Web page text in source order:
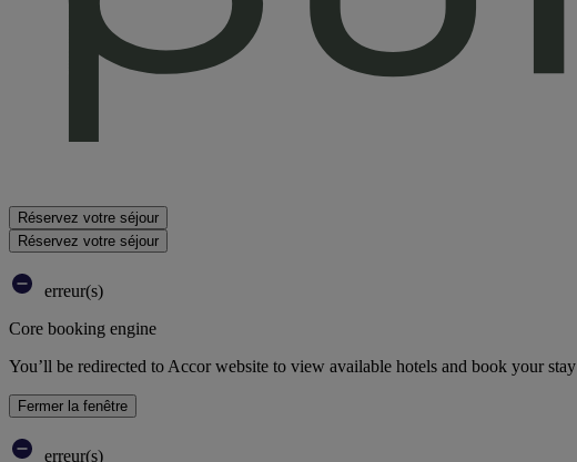
Réservez votre séjour
Réservez votre séjour
erreur(s)
Core booking engine
You’ll be redirected to Accor website to view available hotels and book your stay
Fermer la fenêtre
erreur(s)